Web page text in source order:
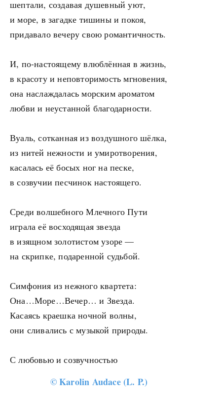
шептали, создавая душевный уют,
и море, в загадке тишины и покоя,
придавало вечеру свою романтичность.
И, по-настоящему влюблённая в жизнь,
в красоту и неповторимость мгновения,
она наслаждалась морским ароматом
любви и неустанной благодарности.
Вуаль, сотканная из воздушного шёлка,
из нитей нежности и умиротворения,
касалась её босых ног на песке,
в созвучии песчинок настоящего.
Среди волшебного Млечного Пути
играла её восходящая звезда
в изящном золотистом узоре —
на скрипке, подаренной судьбой.
Симфония из нежного квартета:
Она…Море…Вечер… и Звезда.
Касаясь краешка ночной волны,
они сливались с музыкой природы.
С любовью и созвучностью
©Karolin Audace (L. P.)